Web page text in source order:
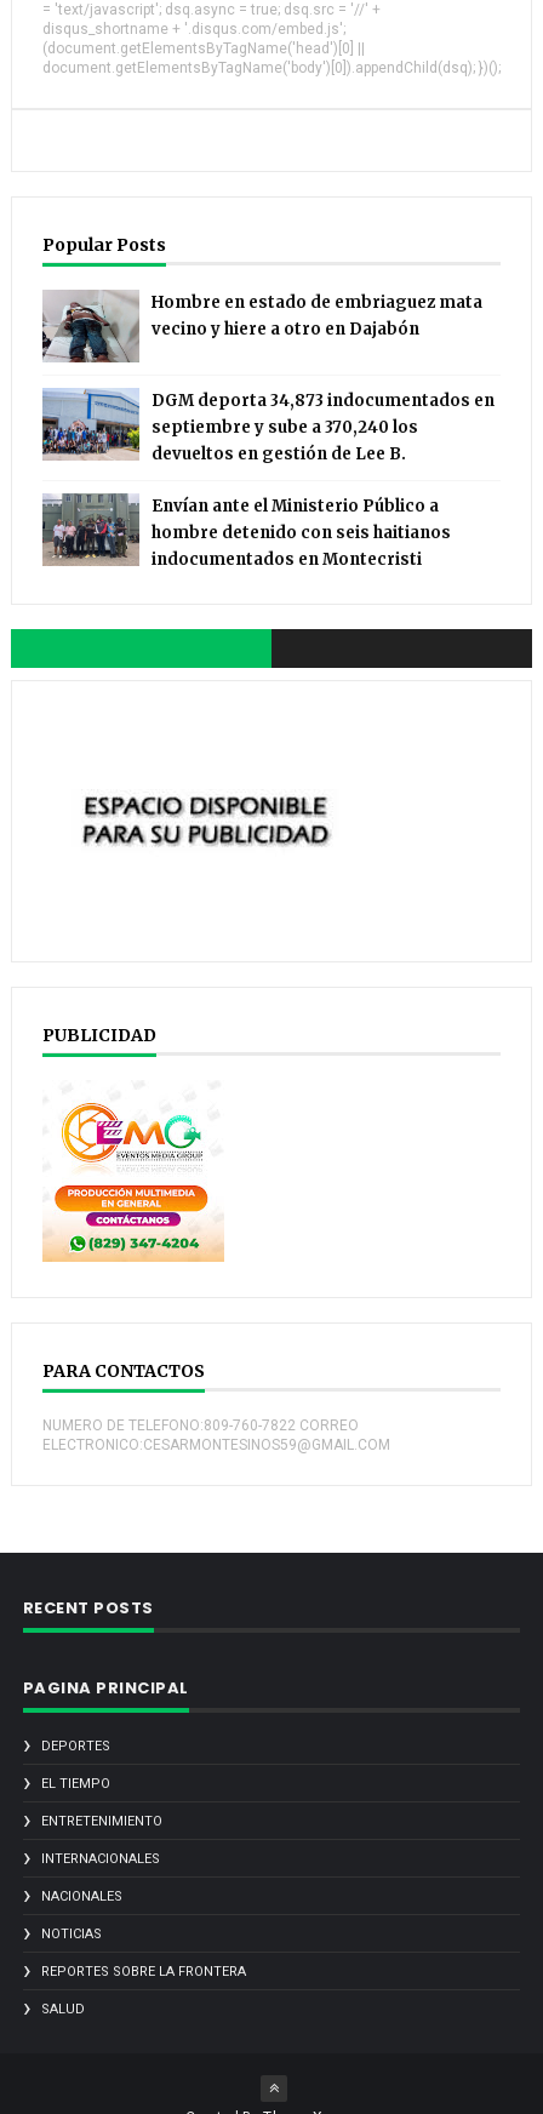
= 'text/javascript'; dsq.async = true; dsq.src = '//' +
disqus_shortname + '.disqus.com/embed.js';
(document.getElementsByTagName('head')[0] ||
document.getElementsByTagName('body')[0]).appendChild(dsq); })();
Popular Posts
Hombre en estado de embriaguez mata
vecino y hiere a otro en Dajabón
DGM deporta 34,873 indocumentados en
septiembre y sube a 370,240 los
devueltos en gestión de Lee B.
Envían ante el Ministerio Público a
hombre detenido con seis haitianos
indocumentados en Montecristi
PUBLICIDAD
PARA CONTACTOS
NUMERO DE TELEFONO:809-760-7822 CORREO
ELECTRONICO:CESARMONTESINOS59@GMAIL.COM
RECENT POSTS
PAGINA PRINCIPAL
DEPORTES
EL TIEMPO
ENTRETENIMIENTO
INTERNACIONALES
NACIONALES
NOTICIAS
REPORTES SOBRE LA FRONTERA
SALUD